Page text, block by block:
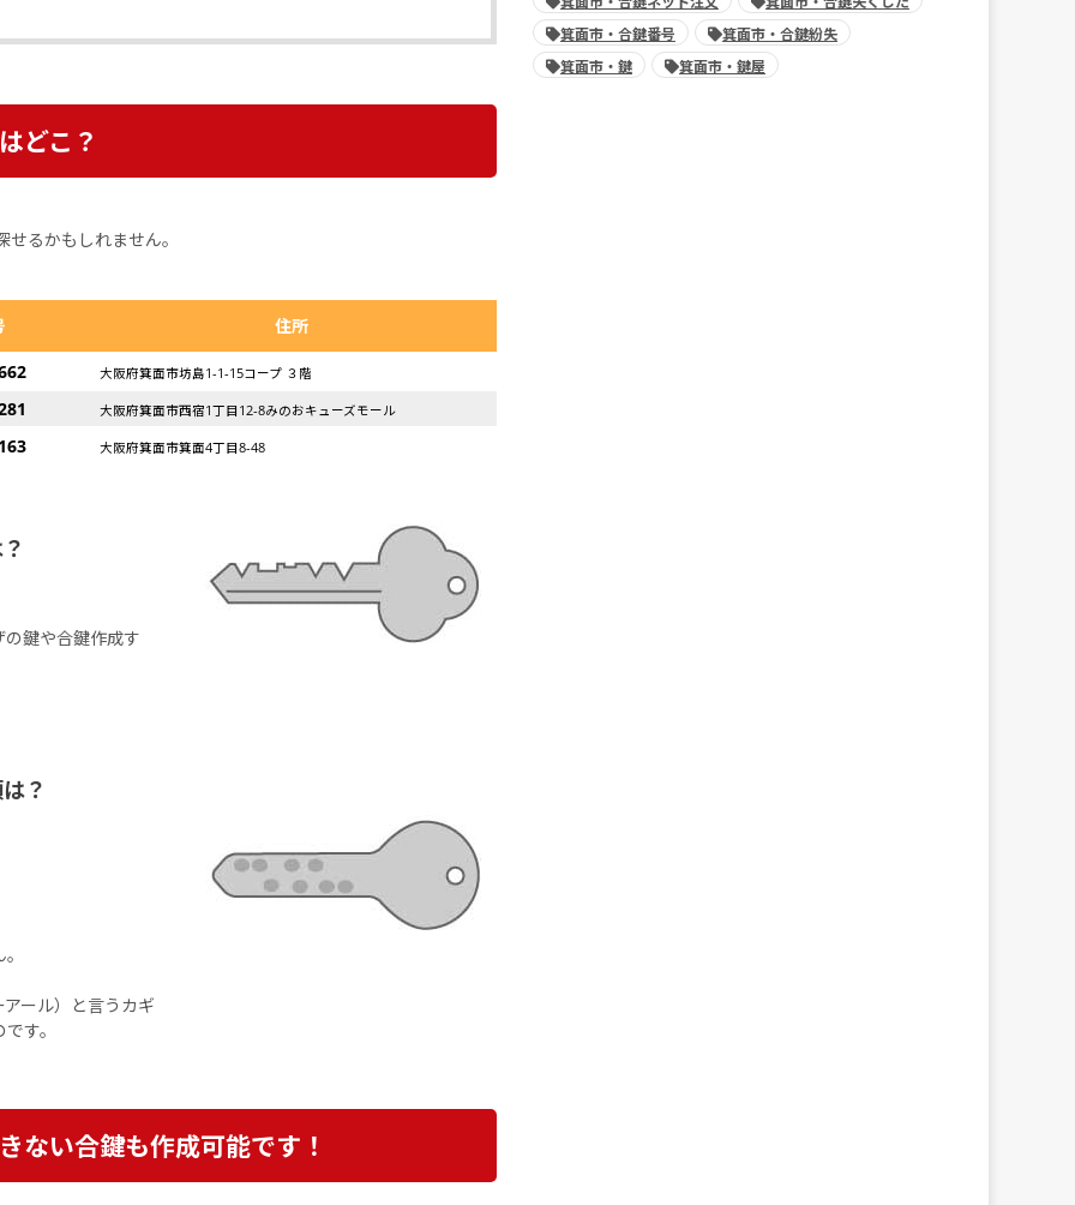
どこ？
るかもしれません。
住所
大阪府箕面市坊島1-1-15コープ ３階
大阪府箕面市西宿1丁目12-8みのおキューズモール
大阪府箕面市箕面4丁目8-48
鍵や合鍵作成す
？
ール）と言うカギ
す。
ない合鍵も作成可能です！
箕面市・合鍵番号
箕面市・合鍵紛失
箕面市・鍵
箕面市・鍵屋